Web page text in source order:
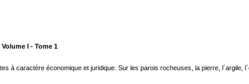
I - Tome 1
à caractère économique et juridique. Sur les parois rocheuses, la pierre, l´argile,